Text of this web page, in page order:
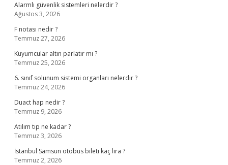
Alarmlı güvenlik sistemleri nelerdir ?
Ağustos 3, 2026
F notası nedir ?
Temmuz 27, 2026
Kuyumcular altın parlatır mı ?
Temmuz 25, 2026
6. sınıf solunum sistemi organları nelerdir ?
Temmuz 24, 2026
Duact hap nedir ?
Temmuz 9, 2026
Atılım tıp ne kadar ?
Temmuz 3, 2026
İstanbul Samsun otobüs bileti kaç lira ?
Temmuz 2, 2026